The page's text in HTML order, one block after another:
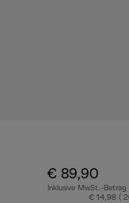
€ 89,90
Inklusive MwSt.-Betrag
€ 14,98 (